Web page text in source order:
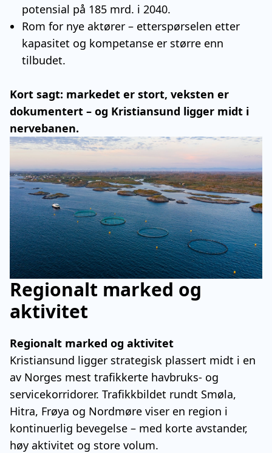
potensial på 185 mrd. i 2040.
Rom for nye aktører – etterspørselen etter
kapasitet og kompetanse er større enn
tilbudet.
Kort sagt: markedet er stort, veksten er
dokumentert – og Kristiansund ligger midt i
nervebanen.
Regionalt marked og
aktivitet
Regionalt marked og aktivitet
Kristiansund ligger strategisk plassert midt i en
av Norges mest trafikkerte havbruks- og
servicekorridorer. Trafikkbildet rundt Smøla,
Hitra, Frøya og Nordmøre viser en region i
kontinuerlig bevegelse – med korte avstander,
høy aktivitet og store volum.